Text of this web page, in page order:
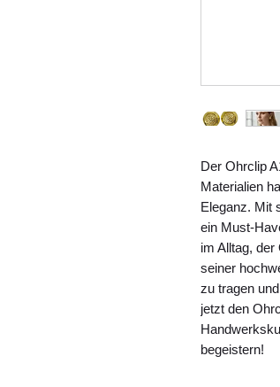
Der Ohrclip
Materialien
Eleganz. Mit
ein Must-
im Alltag,
seiner
zu tragen
jetzt den
begeistern!